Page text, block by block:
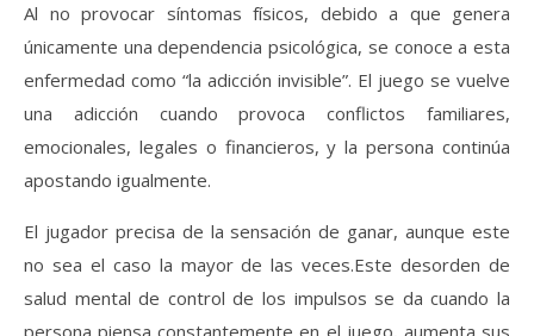
Al no provocar síntomas físicos, debido a que genera
únicamente una dependencia psicológica, se conoce a esta
enfermedad como “la adicción invisible”. El juego se vuelve
una adicción cuando provoca conflictos familiares,
emocionales, legales o financieros, y la persona continúa
apostando igualmente.
El jugador precisa de la sensación de ganar, aunque este
no sea el caso la mayor de las veces.Este desorden de
salud mental de control de los impulsos se da cuando la
persona piensa constantemente en el juego, aumenta sus